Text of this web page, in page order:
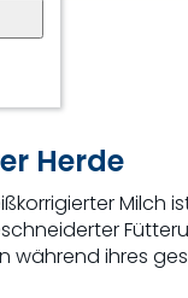
Herde
Milch
während ihres